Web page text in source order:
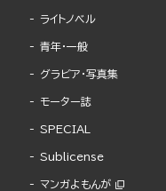
ライトノベル
青年・一般
グラビア・写真集
モーター誌
SPECIAL
Sublicense
マンガよもんが